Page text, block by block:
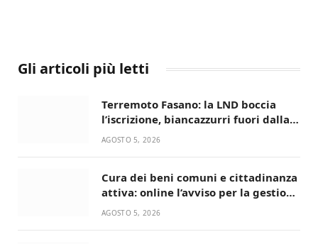
Gli articoli più letti
Terremoto Fasano: la LND boccia
l’iscrizione, biancazzurri fuori dalla
Serie D
AGOSTO 5, 2026
Cura dei beni comuni e cittadinanza
attiva: online l’avviso per la gestione
condivisa della Villetta di Laureto
AGOSTO 5, 2026